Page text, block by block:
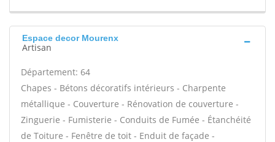
Espace decor Mourenx
Artisan
Département: 64
Chapes - Bétons décoratifs intérieurs - Charpente
métallique - Couverture - Rénovation de couverture -
Zinguerie - Fumisterie - Conduits de Fumée - Étanchéité
de Toiture - Fenêtre de toit - Enduit de façade -